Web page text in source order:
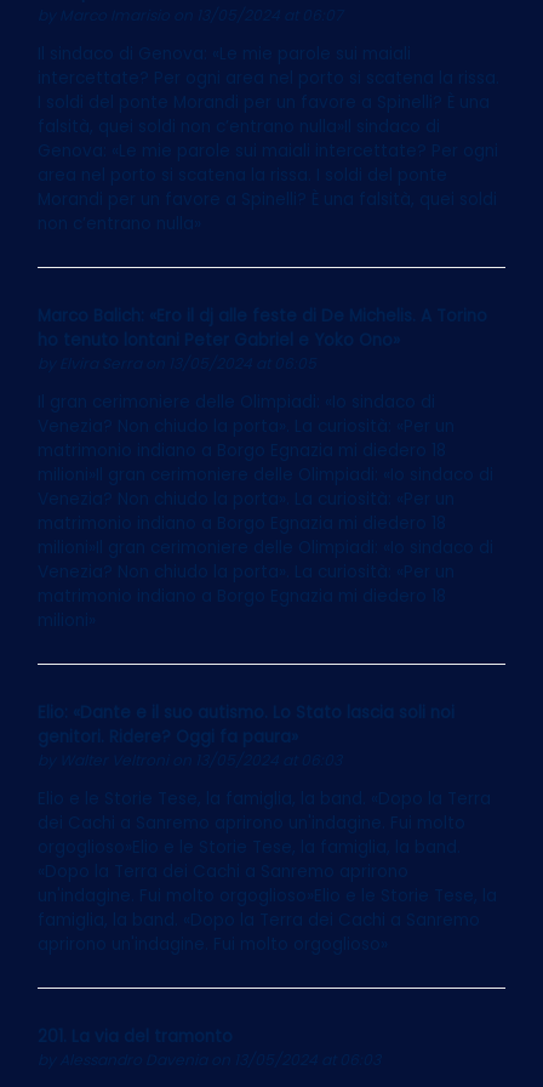
Marco Imarisio on 13/05/2024 at 06:07
Il sindaco di Genova: «Le mie parole sui maiali
intercettate? Per ogni area nel porto si scatena la rissa.
I soldi del ponte Morandi per un favore a Spinelli? È una
falsità, quei soldi non c’entrano nulla»Il sindaco di
Genova: «Le mie parole sui maiali intercettate? Per ogni
area nel porto si scatena la rissa. I soldi del ponte
Morandi per un favore a Spinelli? È una falsità, quei soldi
non c’entrano nulla»
Marco Balich: «Ero il dj alle feste di De Michelis. A Torino
ho tenuto lontani Peter Gabriel e Yoko Ono»
on 13/05/2024 at 06:05
Il gran cerimoniere delle Olimpiadi: «Io sindaco di
Venezia? Non chiudo la porta». La curiosità: «Per un
matrimonio indiano a Borgo Egnazia mi diedero 18
milioni»Il gran cerimoniere delle Olimpiadi: «Io sindaco di
Venezia? Non chiudo la porta». La curiosità: «Per un
matrimonio indiano a Borgo Egnazia mi diedero 18
milioni»Il gran cerimoniere delle Olimpiadi: «Io sindaco di
Venezia? Non chiudo la porta». La curiosità: «Per un
matrimonio indiano a Borgo Egnazia mi diedero 18
Elio: «Dante e il suo autismo. Lo Stato lascia soli noi
genitori. Ridere? Oggi fa paura»
Walter Veltroni on 13/05/2024 at 06:03
Elio e le Storie Tese, la famiglia, la band. «Dopo la Terra
dei Cachi a Sanremo aprirono un'indagine. Fui molto
orgoglioso»Elio e le Storie Tese, la famiglia, la band.
«Dopo la Terra dei Cachi a Sanremo aprirono
un'indagine. Fui molto orgoglioso»Elio e le Storie Tese, la
famiglia, la band. «Dopo la Terra dei Cachi a Sanremo
aprirono un'indagine. Fui molto orgoglioso»
201. La via del tramonto
on 13/05/2024 at 06:03